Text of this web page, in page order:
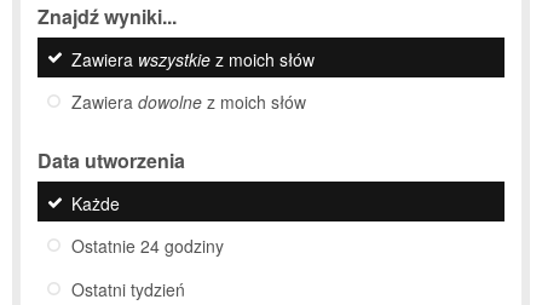
Znajdź wyniki...
Zawiera wszystkie z moich słów
Zawiera dowolne z moich słów
Data utworzenia
Każde
Ostatnie 24 godziny
Ostatni tydzień